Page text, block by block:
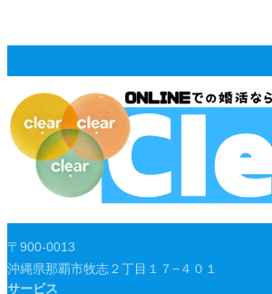
〒900-0013
沖縄県那覇市牧志２丁目１７−４０１
サービス